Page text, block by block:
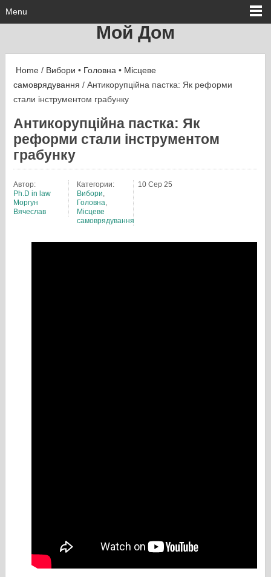
Menu
Мой Дом
Home / Вибори • Головна • Місцеве
самоврядування / Антикорупційна пастка: Як реформи
стали інструментом грабунку
Антикорупційна пастка: Як
реформи стали інструментом
грабунку
Автор:
Ph.D in law
Моргун
Вячеслав
Категории:
Вибори,
Головна,
Місцеве
самоврядування
10 Сер 25